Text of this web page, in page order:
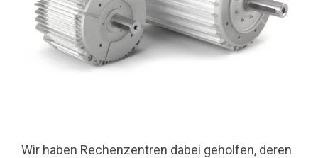
Wir haben Rechenzentren dabei geholfen, deren